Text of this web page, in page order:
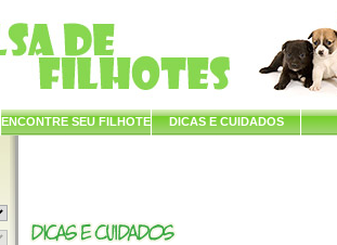
ENCONTRE SEU FILHOTE DICAS E CUIDADOS